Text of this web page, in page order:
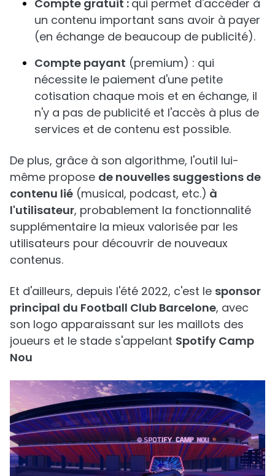
Compte gratuit : qui permet d'accéder à
un contenu important sans avoir à payer
(en échange de beaucoup de publicité).
Compte payant (premium) : qui
nécessite le paiement d'une petite
cotisation chaque mois et en échange, il
n'y a pas de publicité et l'accès à plus de
services et de contenu est possible.
De plus, grâce à son algorithme, l'outil lui-
même propose de nouvelles suggestions de
contenu lié (musical, podcast, etc.) à
l'utilisateur, probablement la fonctionnalité
supplémentaire la mieux valorisée par les
utilisateurs pour découvrir de nouveaux
contenus.
Et d'ailleurs, depuis l'été 2022, c'est le sponsor
principal du Football Club Barcelone, avec
son logo apparaissant sur les maillots des
joueurs et le stade s'appelant Spotify Camp
Nou